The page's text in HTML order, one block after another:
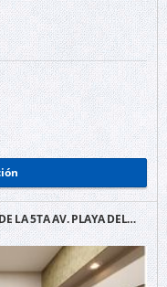
LA 5TA AV. PLAYA DEL…